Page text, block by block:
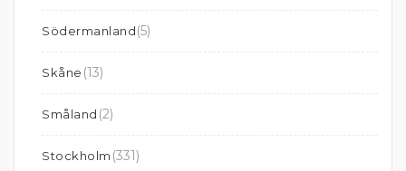
Södermanland(5)
Skåne (13)
Småland (2)
Stockholm (331)